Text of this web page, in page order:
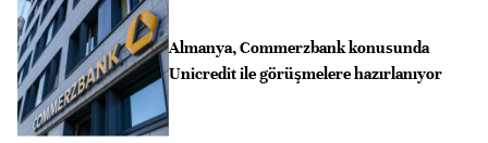
Almanya, Commerzbank konusunda
Unicredit ile görüşmelere hazırlanıyor